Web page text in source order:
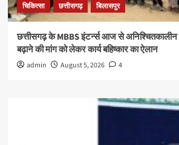
चिकित्सा छत्तीसगढ़ बिलासपुर
छत्तीसगढ़ के MBBS इंटर्न्स आज से
बढ़ाने की मांग को लेकर कार्य बहिष्कार का ऐलान
admin August 5, 2026 4